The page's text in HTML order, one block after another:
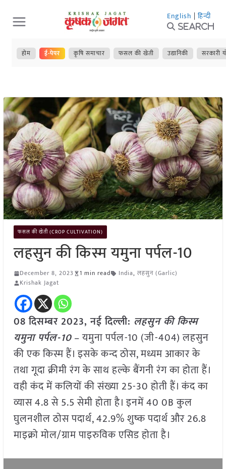
Skip
to
content
English | हिन्दी
Search
होम ई-पेपर कृषि समाचार फसल की खेती उद्यानिकी सरकारी
फसल की खेती (CROP CULTIVATION)
लहसुन की किस्म यमुना पर्पल-10
December 8, 2023 1 min read India, लहसुन (Garlic)
Krishak Jagat
08 दिसम्बर 2023, नई दिल्ली: लहसुन की किस्म
यमुना पर्पल-10– यमुना पर्पल-10 (जी-404) लहसुन
की एक किस्म हैं। इसके कन्द ठोस, मध्यम आकार के
तथा गूदा क्रीमी रंग के साथ हल्के बैंगनी रंग का होता हैं।
वही कंद में कलियों की संख्या 25-30 होती हैं। कंद का
व्यास 4.8 से 5.5 सेमी होता है। इनमें 40 0B कुल
घुलनशील ठोस पदार्थ, 42.9% शुष्क पदार्थ और 26.8
माइक्रो मोल/ग्राम पाइरुविक एसिड होता है।